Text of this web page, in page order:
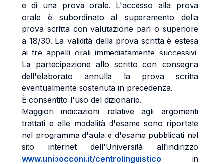
e di una prova orale. L'accesso alla prova
orale è subordinato al superamento della
prova scritta con valutazione pari o superiore
a 18/30. La validità della prova scritta è estesa
ai tre appelli orali immediatamente successivi.
La partecipazione allo scritto con consegna
dell'elaborato annulla la prova scritta
eventualmente sostenuta in precedenza.
È consentito l'uso del dizionario.
Maggiori indicazioni relative agli argomenti
trattati e alle modalità d'esame sono riportate
nel programma d'aula e d'esame pubblicati nel
sito internet dell'Università all'indirizzo
www.unibocconi.it/centrolinguistico in